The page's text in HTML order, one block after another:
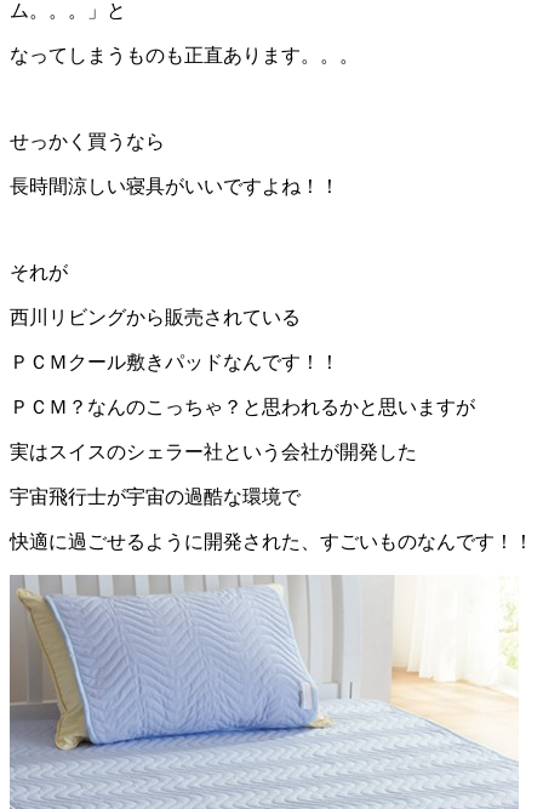
ム。。。」と
なってしまうものも正直あります。。。
せっかく買うなら
長時間涼しい寝具がいいですよね！！
それが
西川リビングから販売されている
ＰＣＭクール敷きパッドなんです！！
ＰＣＭ？なんのこっちゃ？と思われるかと思いますが
実はスイスのシェラー社という会社が開発した
宇宙飛行士が宇宙の過酷な環境で
快適に過ごせるように開発された、すごいものなんです！！